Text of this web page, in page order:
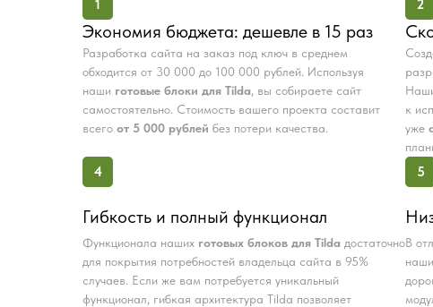
1
Экономия бюджета: дешевле в 15 раз
Разработка сайта на заказ под ключ в среднем
обходится от 30 000 до 100 000 рублей. Используя
наши готовые блоки для Tilda, вы собираете сайт
самостоятельно. Стоимость вашего проекта составит
всего от 5 000 рублей без потери качества.
2
к
уже
Функционала наших готовых блоков для Tilda достаточно
для покрытия потребностей владельца сайта в 95%
случаев. Если же вам потребуется уникальный
функционал, гибкая архитектура Tilda позволяет
Гибкость и полный функционал
4
В
наши
5